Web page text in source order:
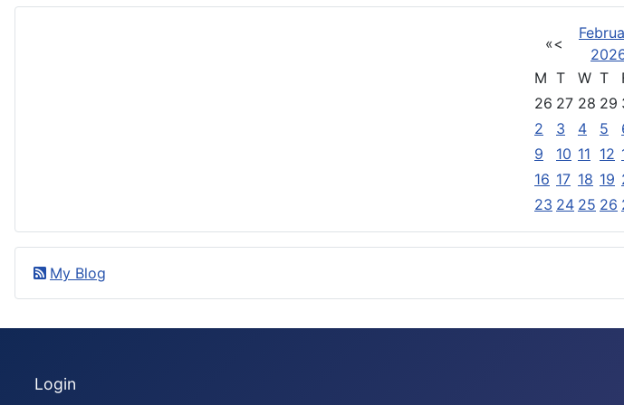
«<
M T W T
26 27 28 29
2
3 4 5
9
10 11 12
16 17 18 19
23 24 25 26
My Blog
Login